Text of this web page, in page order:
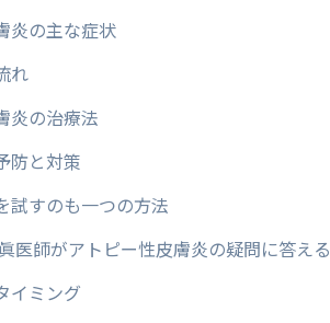
炎の主な症状
れ
炎の治療法
防と対策
試すのも一つの方法
医師がアトピー性皮膚炎の疑問に答える
イミング